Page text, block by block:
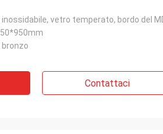
vetro temperato, bordo del
bronzo
Contattaci